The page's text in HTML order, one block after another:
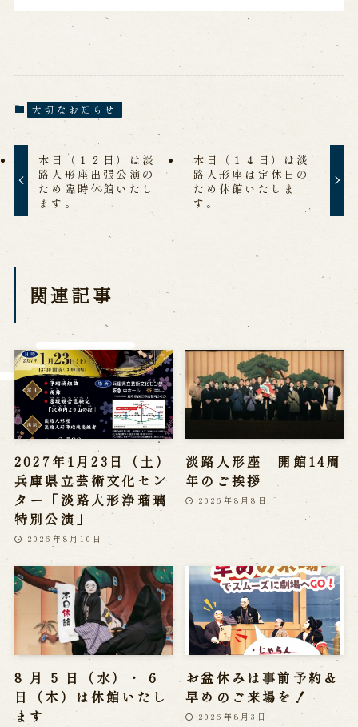
求人情報
※株式会社うずのくに南あわじの求人情報ページへ移動します
関連施設
通販サイトうずのくに
うずの丘大鳴門橋記念館
大切なお知らせ
本日（１２日）は淡
路人形座出張公演の
ため臨時休館いたし
ます。
本日（１４日）は淡
路人形座は定休日の
ため休館いたしま
す。
関連記事
2027年1月23日（土）
兵庫県立芸術文化セン
ター「淡路人形浄瑠璃
特別公演」
2026年8月10日
淡路人形座 開館14周
年のご挨拶
2026年8月8日
8 月 5 日（水）・ 6
日（木）は休館いたし
ます
お盆休みは事前予約＆
早めのご来場を！
2026年8月3日